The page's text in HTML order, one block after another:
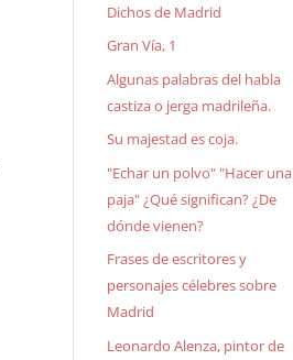
Dichos de Madrid
Gran Vía, 1
Algunas palabras del habla
castiza o jerga madrileña.
Su majestad es coja.
"Echar un polvo" "Hacer una
paja" ¿Qué significan? ¿De
dónde vienen?
Frases de escritores y
personajes célebres sobre
Madrid
Leonardo Alenza, pintor de